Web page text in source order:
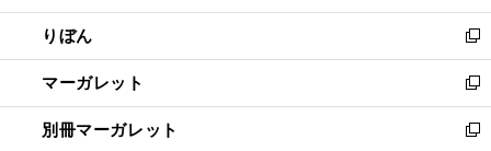
開
く
ウ
で
開
く
ン
ド
ウ
で
開
く
ウ
ィ
ン
ド
ウ
で
りぼん
新
し
い
ウ
ィ
マーガレット
新
し
い
別冊マーガレット
新